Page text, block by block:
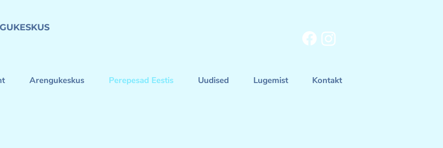
Arengukeskus Perepesad Eestis Uudised Lugemist Kontakt